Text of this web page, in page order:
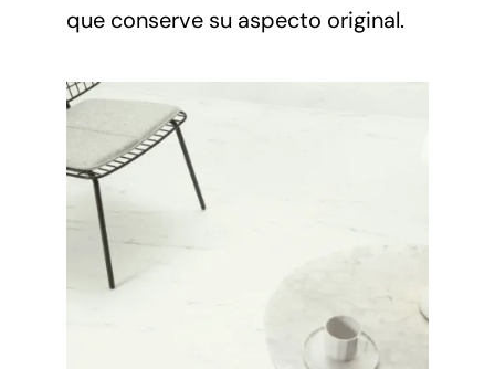
que conserve su aspecto original.